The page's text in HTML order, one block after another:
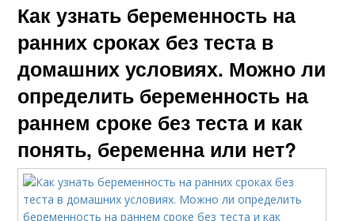
Как узнать беременность на
ранних сроках без теста в
домашних условиях. Можно ли
определить беременность на
раннем сроке без теста и как
понять, беременна или нет?